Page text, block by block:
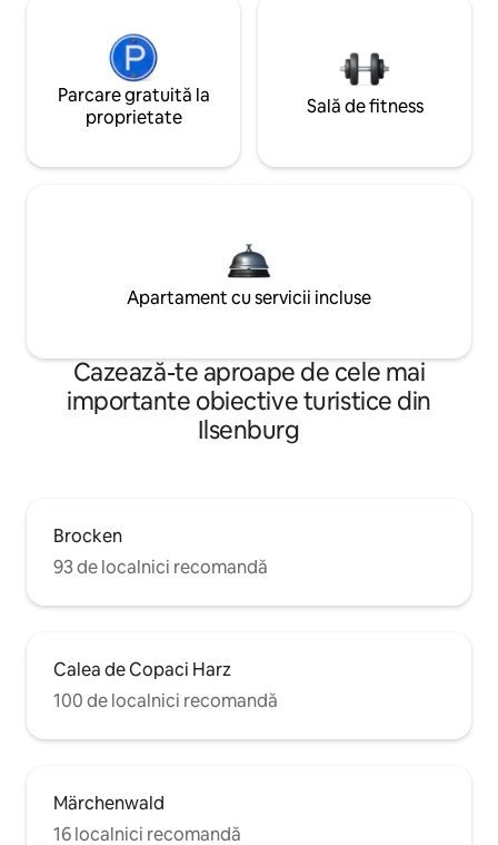
Parcare gratuită la
proprietate
Sală de fitness
Apartament cu servicii incluse
Cazează-te aproape de cele mai
importante obiective turistice din
Ilsenburg
Brocken
93 de localnici recomandă
Calea de Copaci Harz
100 de localnici recomandă
Märchenwald
16 localnici recomandă